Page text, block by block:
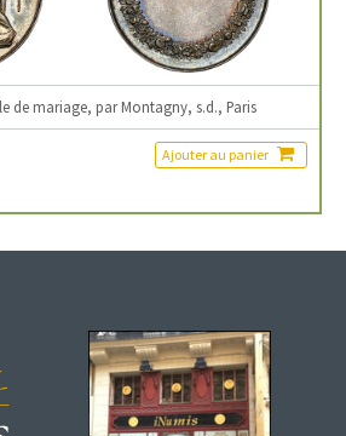
de mariage, par Montagny, s.d., Paris
Ajouter au panier